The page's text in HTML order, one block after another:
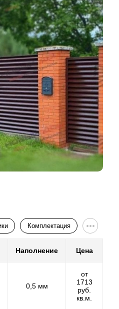
у нас технологии,
забора. То
же качественный забор, но
чуть больше
ограничения в некоторых
варианте покрытия
именно используются
из палитры Ral.
по толщине металла.
в толщине 0,5 мм. Если же
от 0,7 мм, обратите
покрытие.
сами в
камере. Мы сначала
забора, а потом уже
В данном случае нет
и цветам.
от 0,5 мм. Так же
на лазерном станке, что
забора и снижает
Комплектация
Наполнение Цена
0,5 мм
от
1713
руб.
кв.м.